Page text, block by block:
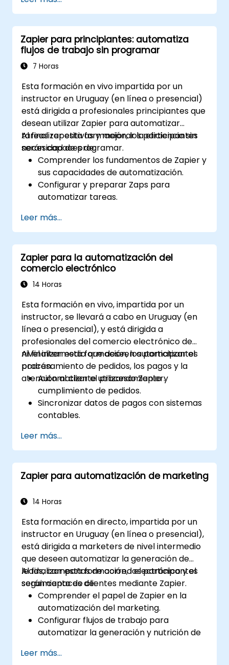
Optimizar el rendimiento de los Zaps y
solucionar problemas comunes.
Escalar la automatización de flujos de
trabajo para satisfacer las necesidades
del negocio.
Zapier para principiantes: automatiza
flujos de trabajo sin programar
7 Horas
Esta formación en vivo impartida por un
instructor en Uruguay (en línea o presencial)
está dirigida a profesionales principiantes que
desean utilizar Zapier para automatizar
tareas repetitivas y mejorar la eficiencia sin
necesidad de programar.
Al finalizar esta formación, los participantes
serán capaces de:
Comprender los fundamentos de Zapier y
sus capacidades de automatización.
Configurar y preparar Zaps para
automatizar tareas.
populares con Zapier.
Gestionar y optimizar flujos de trabajo
automatizados.
Leer más...
Zapier para la automatización del
comercio electrónico
14 Horas
Esta formación en vivo, impartida por un
instructor, se llevará a cabo en Uruguay (en
línea o presencial), y está dirigida a
profesionales del comercio electrónico de
nivel intermedio que deseen automatizar el
procesamiento de pedidos, los pagos y la
atención al cliente utilizando Zapier.
Al finalizar esta formación, los participantes
podrán:
Automatizar el procesamiento y
cumplimiento de pedidos.
Sincronizar datos de pagos con sistemas
contables.
automatización.
Optimizar los flujos de trabajo de
marketing y ventas.
Leer más...
Zapier para automatización de marketing
14 Horas
Esta formación en directo, impartida por un
instructor en Uruguay (en línea o presencial),
está dirigida a marketers de nivel intermedio
que deseen automatizar la generación de
leads, campañas de correo electrónico y el
seguimiento de clientes mediante Zapier.
Al finalizar esta formación, los participantes
serán capaces de:
Comprender el papel de Zapier en la
automatización del marketing.
Configurar flujos de trabajo para
automatizar la generación y nutrición de
Integrar herramientas de marketing,
Leer más...